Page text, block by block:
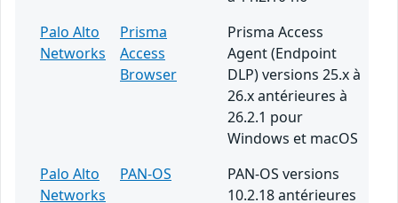
Palo Alto
Networks
Prisma
Access
Browser
Prisma Access
Agent (Endpoint
DLP) versions 25.x à
26.x antérieures à
26.2.1 pour
Windows et macOS
Palo Alto
Networks
PAN-OS
PAN-OS versions
10.2.18 antérieures